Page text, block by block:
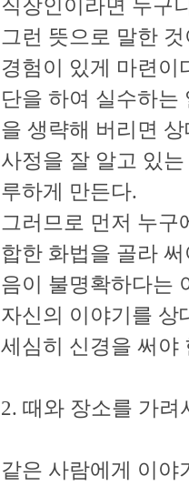
직장인이라면 누구
그런 뜻으로 말한
경험이 있게 마련이
단을 하여 실수하는
을 생략해 버리면
사정을 잘 알고 있
루하게 만든다.
그러므로 먼저 누구
합한 화법을 골라
음이 불명확하다는
자신의 이야기를 상
세심히 신경을 써야
2. 때와 장소를 가려
같은 사람에게 이야